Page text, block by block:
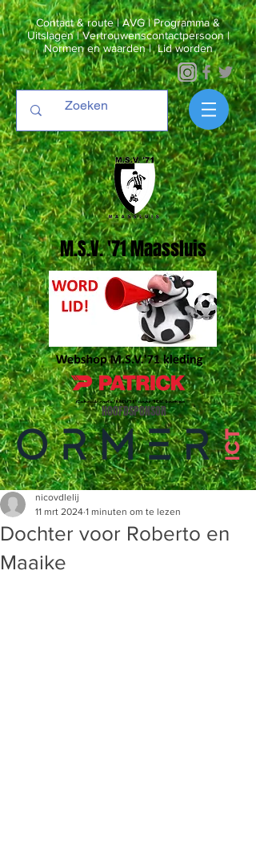
Contact & route|AVG|Programma &
Uitslagen|Vertrouwenscontactpersoon|
Normen en waarden|Lid worden
M.S.V. '71 Maassluis
HOOFDSPONSOR
Dochter voor Roberto en
Maaike
nicovdlelij
11 mrt 2024 1 minuten om te lezen